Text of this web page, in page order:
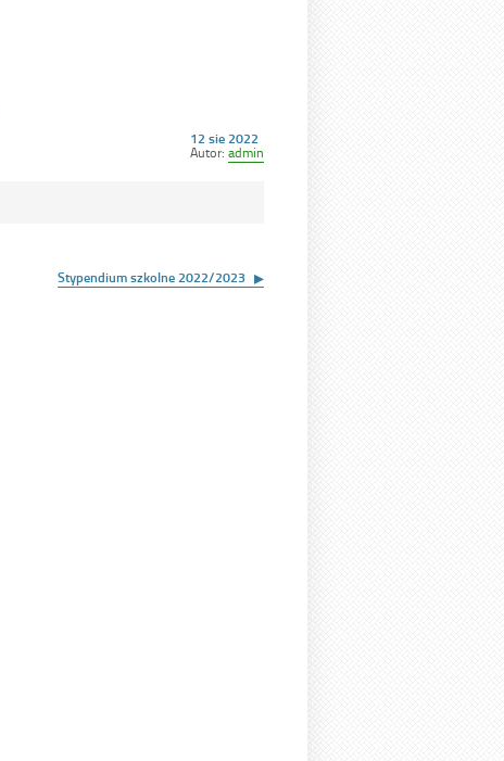
Opublikowano
w
12 sie 2022
Autor: admin
Stypendium szkolne 2022/2023